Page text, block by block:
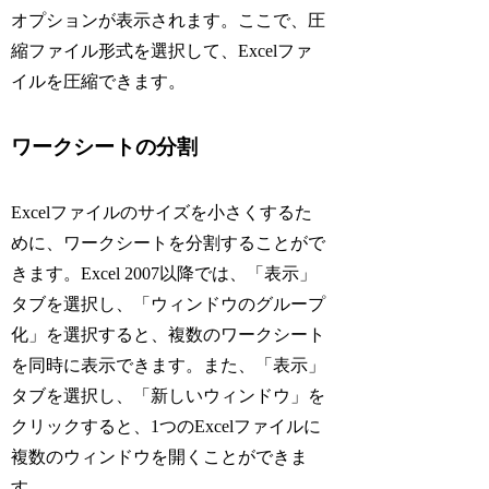
オプションが表示されます。ここで、圧
縮ファイル形式を選択して、Excelファ
イルを圧縮できます。
ワークシートの分割
Excelファイルのサイズを小さくするた
めに、ワークシートを分割することがで
きます。Excel 2007以降では、「表示」
タブを選択し、「ウィンドウのグループ
化」を選択すると、複数のワークシート
を同時に表示できます。また、「表示」
タブを選択し、「新しいウィンドウ」を
クリックすると、1つのExcelファイルに
複数のウィンドウを開くことができま